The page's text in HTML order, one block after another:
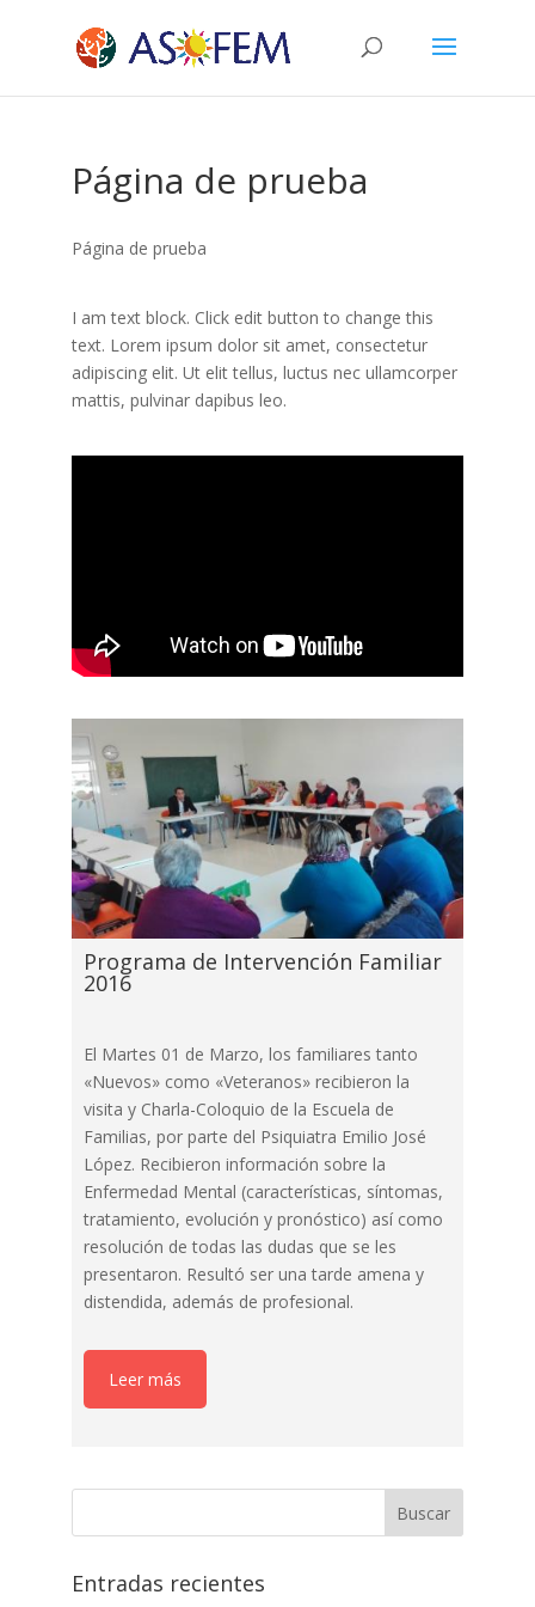
Página de prueba
Página de prueba
I am text block. Click edit button to change this
text. Lorem ipsum dolor sit amet, consectetur
adipiscing elit. Ut elit tellus, luctus nec ullamcorper
mattis, pulvinar dapibus leo.
Programa de Intervención Familiar
2016
El Martes 01 de Marzo, los familiares tanto
«Nuevos» como «Veteranos» recibieron la
visita y Charla-Coloquio de la Escuela de
Familias, por parte del Psiquiatra Emilio José
López. Recibieron información sobre la
Enfermedad Mental (características, síntomas,
tratamiento, evolución y pronóstico) así como
resolución de todas las dudas que se les
presentaron. Resultó ser una tarde amena y
distendida, además de profesional.
Leer más
Entradas recientes